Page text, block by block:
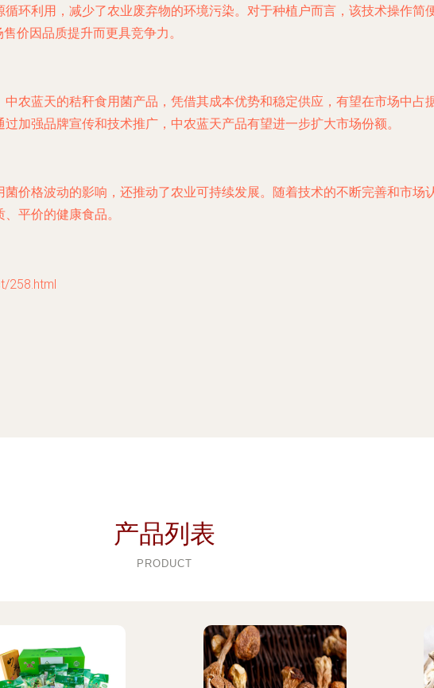
环利用，减少了农业废弃物的环境污染。对于种植户而言，该技术操作简
价因品质提升而更具竞争力。
农蓝天的秸秆食用菌产品，凭借其成本优势和稳定供应，有望在市场中占
加强品牌宣传和技术推广，中农蓝天产品有望进一步扩大市场份额。
价格波动的影响，还推动了农业可持续发展。随着技术的不断完善和市场
平价的健康食品。
258.html
产品列表
PRODUCT